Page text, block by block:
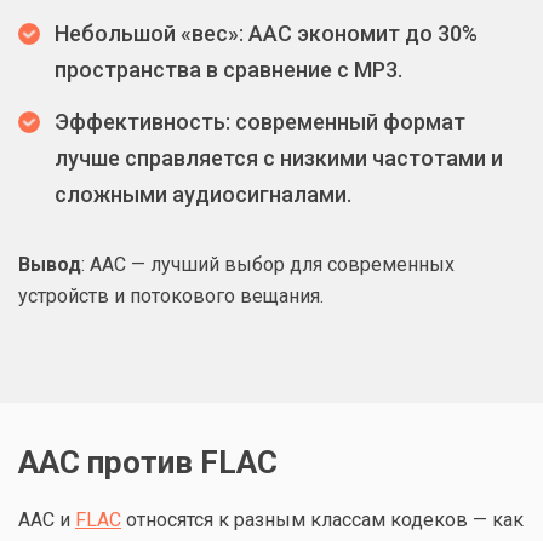
Небольшой «вес»: AAC экономит до 30%
пространства в сравнение с MP3.
Эффективность: современный формат
лучше справляется с низкими частотами и
сложными аудиосигналами.
Вывод: AAC — лучший выбор для современных
устройств и потокового вещания.
AAC против FLAC
AAC и FLAC относятся к разным классам кодеков — как